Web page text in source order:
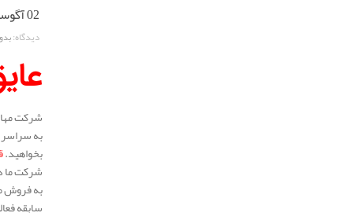
02 آگوست 2025
دیدگاه:
شرکت
به سراسر
بخواهید.
شرکت ما
به فروش